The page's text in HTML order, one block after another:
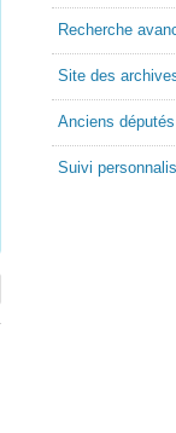
Recherche
Site des
Anciens députés
Suivi